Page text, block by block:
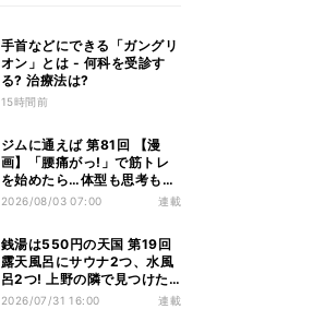
手首などにできる「ガングリ
オン」とは - 何科を受診す
る? 治療法は?
15時間前
ジムに通えば 第81回 【漫
画】「腰痛がっ!」で筋トレ
を始めたら…体型も思考も別
人になっていた
2026/08/03 07:00 連載
銭湯は550円の天国 第19回
露天風呂にサウナ2つ、水風
呂2つ! 上野の隣で見つけた
東京屈指の人気銭湯
2026/07/31 16:00 連載